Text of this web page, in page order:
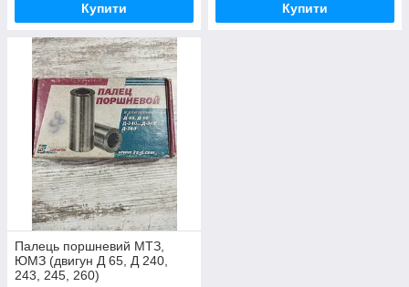
Купити Купити
Палець поршневий МТЗ,
ЮМЗ (двигун Д 65, Д 240,
243, 245, 260)